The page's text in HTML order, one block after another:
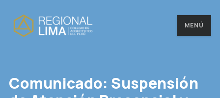
MENÚ
Comunicado: Suspensión